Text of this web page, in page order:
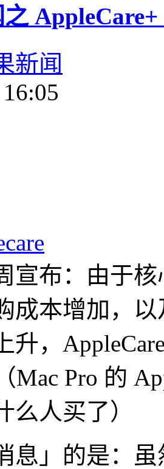
新闻
宣布：由于
成本增加，
升，
Mac Pro 的
么人买了）
息」的是：虽